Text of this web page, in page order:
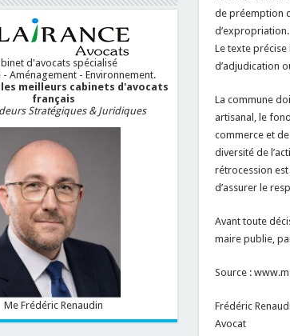
de préemption
d’expropriation.
Le texte
d’adjudication
La commune
artisanal, le
commerce et
diversité de
rétrocession
d’assurer le
Avant toute
maire publie,
Source :
Frédéric
Avocat
d'avocats spécialisé
Aménagement - Environnement.
les meilleurs cabinets d'avocats
français
Stratégiques & Juridiques
Me Frédéric Renaudin